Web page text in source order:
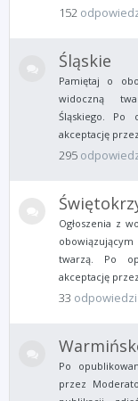
152
Śląskie
Pamiętaj o
widoczną
Śląskiego. Po
akceptację
295
Ogłoszenia z
twarzą. Po
akceptację
33 odpowiedzi
Po
przez